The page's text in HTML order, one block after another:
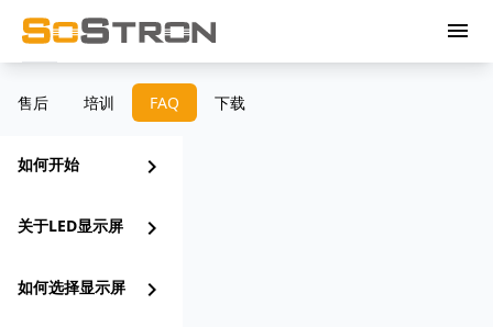
menu
售后 培训 FAQ 下载
如何开始 chevron_right
关于LED显示屏 chevron_right
如何选择显示屏 chevron_right